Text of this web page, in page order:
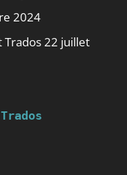
2024
22 juillet